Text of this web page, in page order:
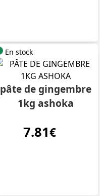
En stock
pâte de gingembre
1kg ashoka
7.81€